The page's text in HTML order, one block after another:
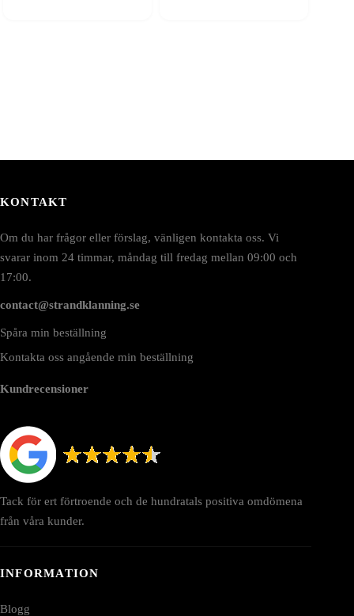
KONTAKT
Om du har frågor eller förslag, vänligen kontakta oss. Vi
svarar inom 24 timmar, måndag till fredag mellan 09:00 och
17:00.
contact@strandklanning.se
Spåra min beställning
Kontakta oss angående min beställning
Kundrecensioner
Tack för ert förtroende och de hundratals positiva omdömena
från våra kunder.
INFORMATION
Blogg